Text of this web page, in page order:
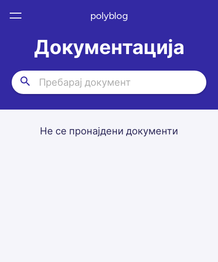
polyblog
Документација
Не се пронајдени документи